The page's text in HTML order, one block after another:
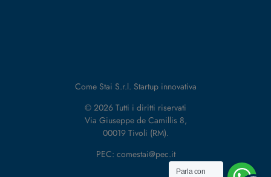
Come Stai S.r.l. Startup innovativa
© 2026 Tutti i diritti riservati
Via Giuseppe de Camillis 8,
00019 Tivoli (RM).
PEC: comestai@pec.it
Parla con